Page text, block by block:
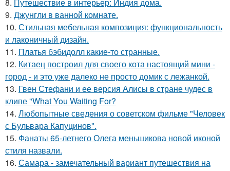
8. Путешествие в интерьер: Индия дома.
9. Джунгли в ванной комнате.
10. Стильная мебельная композиция: функциональность
и лаконичный дизайн.
11. Платья бэбидолл какие-то странные.
12. Китаец построил для своего кота настоящий мини -
город - и это уже далеко не просто домик с лежанкой.
13. Гвен Стефани и ее версия Алисы в стране чудес в
клипе "What You Waiting For?
14. Любопытные сведения о советском фильме "Человек
с Бульвара Капуцинов".
15. Фанаты 65-летнего Олега меньшикова новой иконой
стиля назвали.
16. Самара - замечательный вариант путешествия на